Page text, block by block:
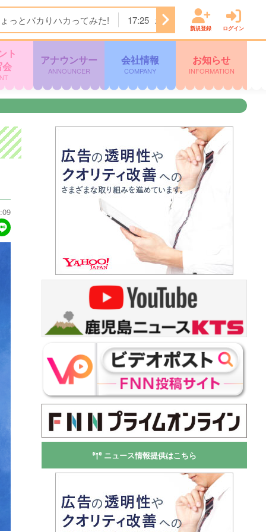
っとバカりハカってみた! 17:25 わんにゃん＋ かごしま
新規登録 ログイン
ト
アナウンサー
ANNOUNCER
会社情報
COMPANY
お知らせ
INFORMATION
ニュース情報提供はこちら